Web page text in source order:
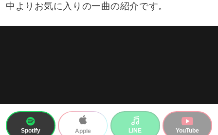
中よりお気に入りの一曲の紹介です。
Spotify Apple LINE YouTube